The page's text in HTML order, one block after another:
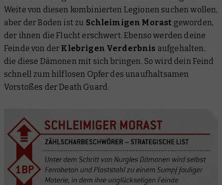
Weite von diesen kombinierten Legionen suchen wollen,
aber der Boden ist zu Schleimigen Morast geworden,
der ihnen die Flucht erschwert. Ebenso werden deine
Feinde von der Klebrigen Verderbnis aufgehalten,
die diese Dämonen mit sich bringen. So wird dein Feind
schnell zum hilflosen Opfer des unaufhaltsamen
Vorstoßes der Death Guard.